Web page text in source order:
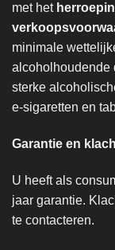
met het
minimale
alcoholhoudende
sterke
e-sigaretten en
Garantie en
U heeft als
jaar garantie.
te contacteren.